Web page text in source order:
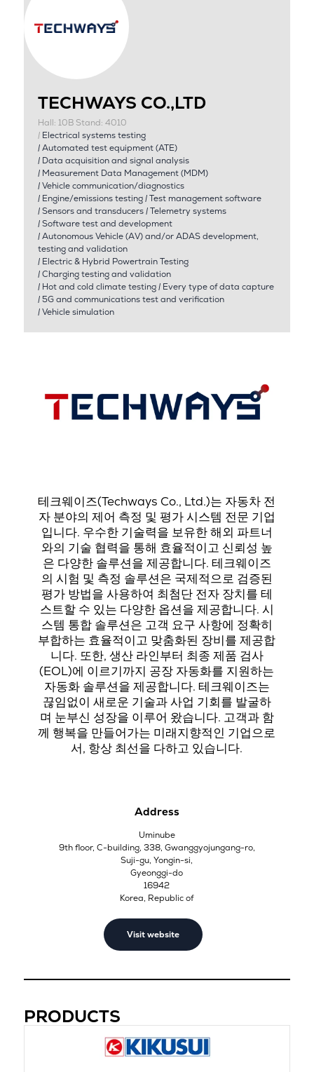
TECHWAYS CO.,LTD
Hall: 10B Stand: 4010
|Electrical systems testing
|Automated test equipment (ATE)
|Data acquisition and signal analysis
|Measurement Data Management (MDM)
|Vehicle communication/diagnostics
|Engine/emissions testing |Test management software
|Sensors and transducers |Telemetry systems
|Software test and development
|Autonomous Vehicle (AV) and/or ADAS development,
testing and validation
|Electric & Hybrid Powertrain Testing
|Charging testing and validation
|Hot and cold climate testing |Every type of data capture
|5G and communications test and verification
|Vehicle simulation
테크웨이즈(Techways Co., Ltd.)는 자동차 전
자 분야의 제어 측정 및 평가 시스템 전문 기업
입니다. 우수한 기술력을 보유한 해외 파트너
와의 기술 협력을 통해 효율적이고 신뢰성 높
은 다양한 솔루션을 제공합니다. 테크웨이즈
의 시험 및 측정 솔루션은 국제적으로 검증된
평가 방법을 사용하여 최첨단 전자 장치를 테
스트할 수 있는 다양한 옵션을 제공합니다. 시
스템 통합 솔루션은 고객 요구 사항에 정확히
부합하는 효율적이고 맞춤화된 장비를 제공합
니다. 또한, 생산 라인부터 최종 제품 검사
(EOL)에 이르기까지 공장 자동화를 지원하는
자동화 솔루션을 제공합니다. 테크웨이즈는
끊임없이 새로운 기술과 사업 기회를 발굴하
며 눈부신 성장을 이루어 왔습니다. 고객과 함
께 행복을 만들어가는 미래지향적인 기업으로
서, 항상 최선을 다하고 있습니다.
Address
Uminube
9th floor, C-building, 338, Gwanggyojungang-ro,
Suji-gu, Yongin-si,
Gyeonggi-do
16942
Korea, Republic of
Visit website
PRODUCTS